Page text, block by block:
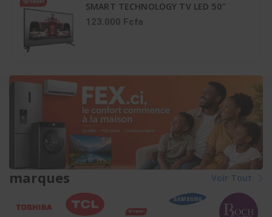
SMART TECHNOLOGY TV LED 50″
STT-5007A – HDMI – FHD – 3D –
NUMÉRIQUE –
123.000 Fcfa
marques Voir Tout